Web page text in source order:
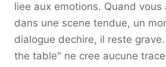
liee aux emotions. Quand
dans une scene tendue, un
dialogue dechire, il reste
the table" ne cree aucune